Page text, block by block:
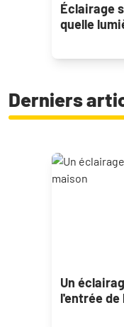
Éclairage
quelle
Derniers
Un
l'entrée de